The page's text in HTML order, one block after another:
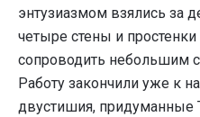
энтузиазмом взялись за
четыре стены и
сопроводить небольшим
Работу закончили уже к
двустишия,